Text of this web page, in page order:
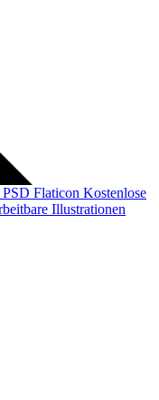
Flaticon Kostenlose
Illustrationen